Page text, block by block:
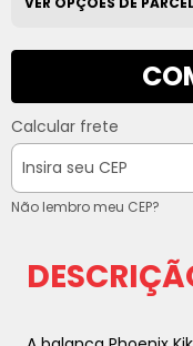
Calcular frete
Não lembro meu CEP?